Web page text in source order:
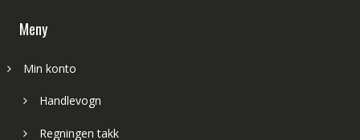
Meny
Min konto
Handlevogn
Regningen takk